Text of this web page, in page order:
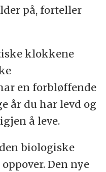
på, forteller
klokkene
en forbløffende
år du har levd og
å leve.
biologiske
Den nye